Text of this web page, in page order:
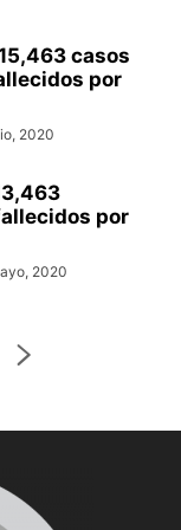
casos
por
2020
por
2020